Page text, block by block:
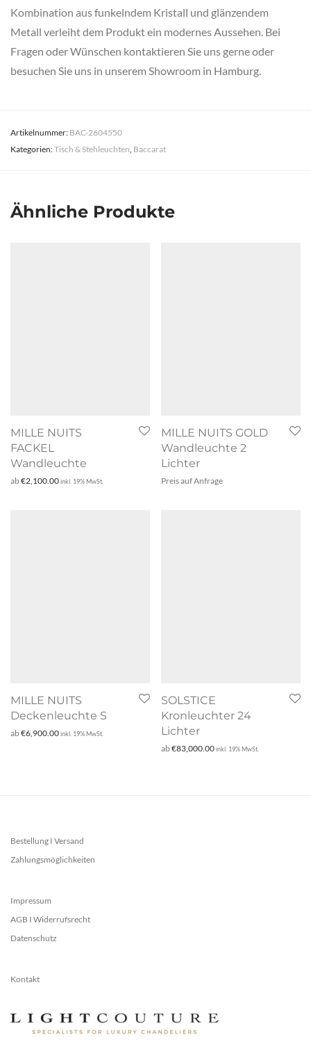
Kombination aus funkelndem Kristall und glänzendem
Metall verleiht dem Produkt ein modernes Aussehen. Bei
Fragen oder Wünschen kontaktieren Sie uns gerne oder
besuchen Sie uns in unserem Showroom in Hamburg.
Artikelnummer: BAC-2604550
Kategorien:Tisch & Stehleuchten, Baccarat
Ähnliche Produkte
MILLE NUITS
FACKEL
Wandleuchte
ab€2,100.00inkl. 19% MwSt.
MILLE NUITS GOLD
Wandleuchte 2
Lichter
Preis auf Anfrage
MILLE NUITS
Deckenleuchte S
ab€6,900.00inkl. 19% MwSt.
SOLSTICE
Kronleuchter 24
Lichter
ab€83,000.00inkl. 19% MwSt.
Bestellung I Versand
Zahlungsmöglichkeiten
Impressum
AGB I Widerrufsrecht
Datenschutz
Kontakt